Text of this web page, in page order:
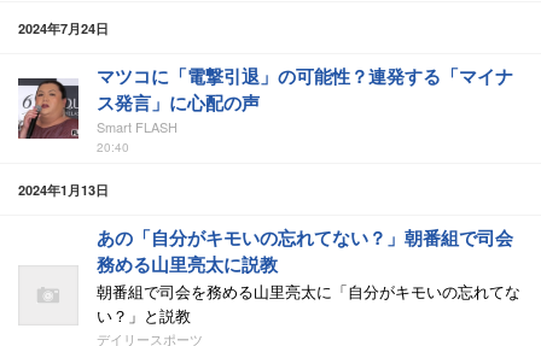
2024年7月24日
マツコに「電撃引退」の可能性？連発する「マイナ
ス発言」に心配の声
Smart FLASH
20:40
2024年1月13日
あの「自分がキモいの忘れてない？」朝番組で司会
務める山里亮太に説教
朝番組で司会を務める山里亮太に「自分がキモいの忘れてな
い？」と説教
デイリースポーツ